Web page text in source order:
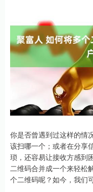
你是否曾遇到过这样的情
该扫哪一个；或者在分享
琐，还容易让接收方感到
二维码合并成一个来轻松
个二维码呢？如今，我们